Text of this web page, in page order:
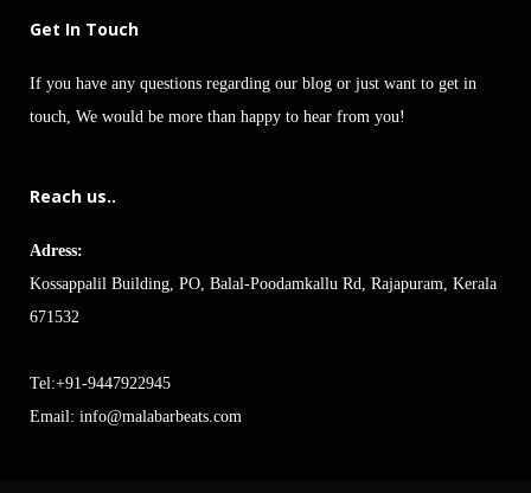
Get In Touch
If you have any questions regarding our blog or just want to get in
touch, We would be more than happy to hear from you!
Reach us..
Adress:
Kossappalil Building, PO, Balal-Poodamkallu Rd, Rajapuram, Kerala
671532
Tel:+91-9447922945
Email: info@malabarbeats.com